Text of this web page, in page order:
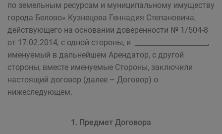
по земельным ресурсам и муниципальному имуществу
города Белово» Кузнецова Геннадия Степановича,
действующего на основании доверенности № 1/504-8
от 17.02.2014, с одной стороны, и _____________________,
именуемый в дальнейшем Арендатор, с другой
стороны, вместе именуемые Стороны, заключили
настоящий договор (далее – Договор) о
нижеследующем.
1. Предмет Договора